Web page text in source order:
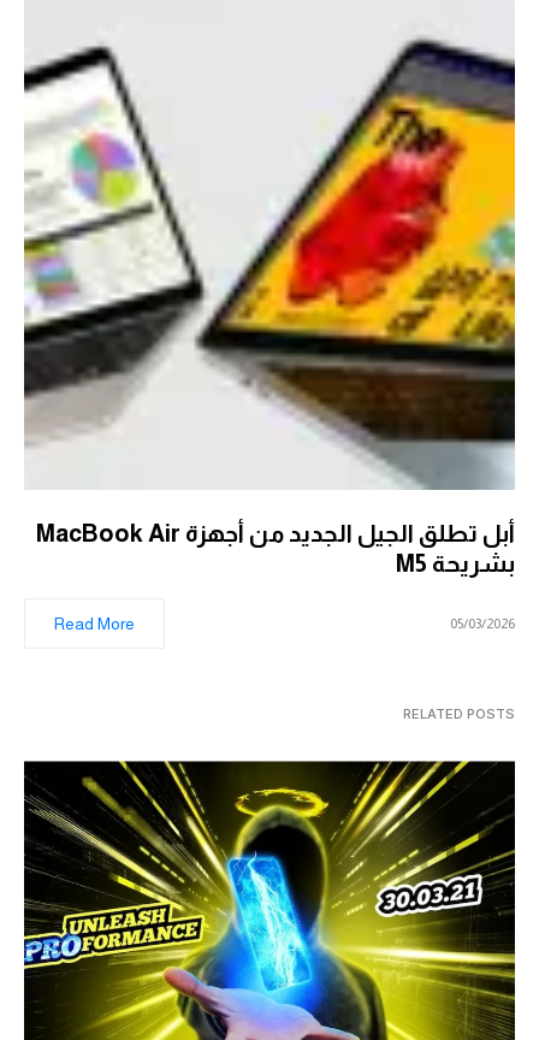
أبل تطلق الجيل الجديد من أجهزة MacBook Air
بشريحة M5
05/03/2026
Read More
RELATED POSTS